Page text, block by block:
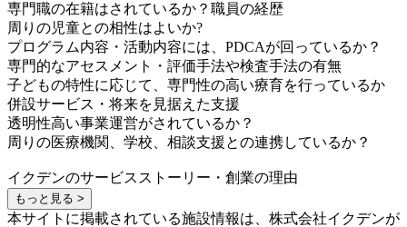
専門職の在籍はされているか？職員の経歴
周りの児童との相性はよいか?
プログラム内容・活動内容には、PDCAが回っているか？
専門的なアセスメント・評価手法や検査手法の有無
子どもの特性に応じて、専門性の高い療育を行っているか
併設サービス・将来を見据えた支援
透明性高い事業運営がされているか？
周りの医療機関、学校、相談支援との連携しているか？
イクデンのサービスストーリー・創業の理由
もっと見る >
本サイトに掲載されている施設情報は、株式会社イクデンが